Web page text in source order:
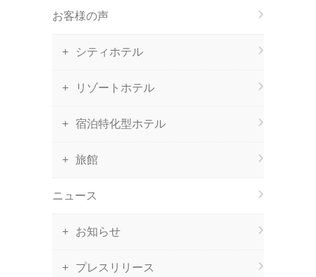
お客様の声
シティホテル
リゾートホテル
宿泊特化型ホテル
旅館
ニュース
お知らせ
プレスリリース